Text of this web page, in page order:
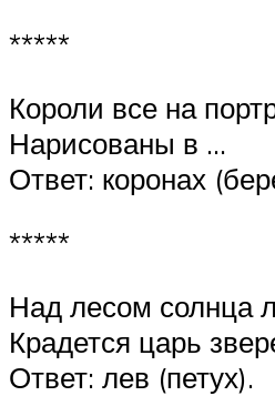
*****
Короли все на
Нарисованы в …
Ответ: коронах
*****
Над лесом солнца
Крадется царь
Ответ: лев (петух).